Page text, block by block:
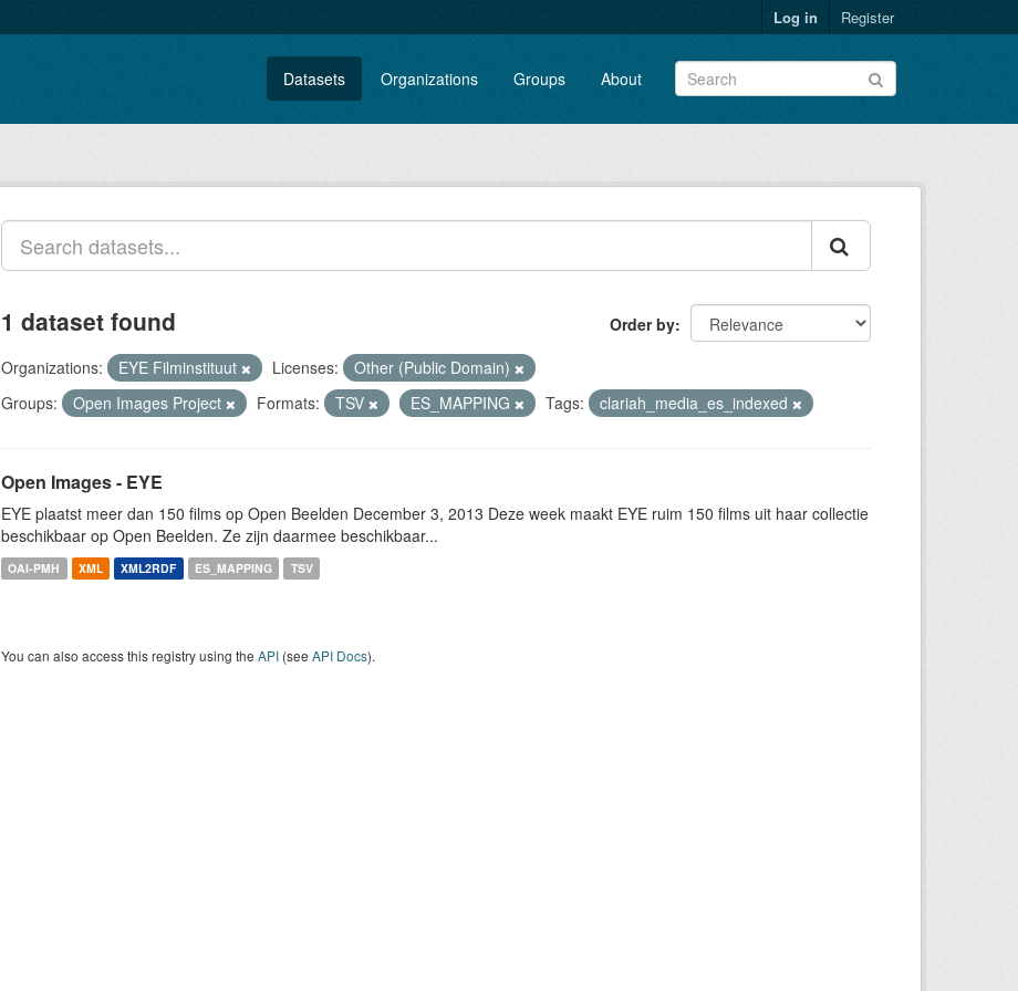
Log in Register
Datasets Organizations Groups About
Order by
1 dataset found
Organizations: EYE Filminstituut Licenses:
Other (Public Domain)
Groups:
Open Images Project Formats: TSV ES_MAPPING Tags: clariah_media_es_indexed
Open Images - EYE
EYE plaatst meer dan 150 films op Open Beelden December 3, 2013 Deze week maakt EYE ruim 150 films uit haar collectie
beschikbaar op Open Beelden. Ze zijn daarmee beschikbaar...
OAI-PMH XML XML2RDF ES_MAPPING TSV
You can also access this registry using the API (see API Docs).